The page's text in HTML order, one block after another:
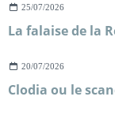
25/07/2026
20/07/2026